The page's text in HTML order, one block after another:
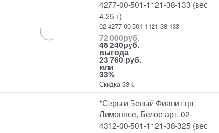
4277-00-501-1121-38-133 (вес
4,25 г)
02-4277-00-501-1121-38-133
72 000руб.
48 240руб.
выгода
23 760 руб.
или
33%
Скидка 33%
*Серьги Белый Фианит цв
Лимонное, Белое арт. 02-
4312-00-501-1121-38-325 (вес